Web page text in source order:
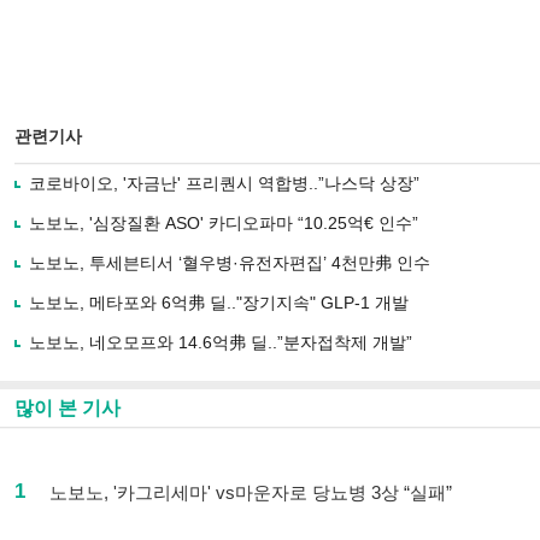
관련기사
코로바이오, '자금난' 프리퀀시 역합병..”나스닥 상장”
노보노, '심장질환 ASO' 카디오파마 “10.25억€ 인수”
노보노, 투세븐티서 ‘혈우병·유전자편집’ 4천만弗 인수
노보노, 메타포와 6억弗 딜.."장기지속" GLP-1 개발
노보노, 네오모프와 14.6억弗 딜..”분자접착제 개발”
많이 본 기사
1 노보노, '카그리세마' vs마운자로 당뇨병 3상 “실패”